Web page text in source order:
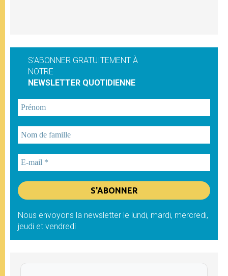
S'ABONNER GRATUITEMENT À
NOTRE
NEWSLETTER QUOTIDIENNE
Nous envoyons la newsletter le lundi, mardi, mercredi,
jeudi et vendredi